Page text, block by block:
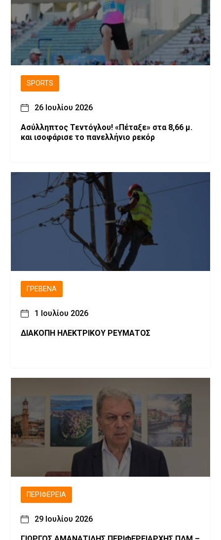
SPORTS
26 Ιουλίου 2026
Ασύλληπτος Τεντόγλου! «Πέταξε» στα 8,66 μ.
και ισοφάρισε το πανελλήνιο ρεκόρ
ΓΡΕΒΕΝΆ
1 Ιουλίου 2026
ΔΙΑΚΟΠΗ ΗΛΕΚΤΡΙΚΟΥ ΡΕΥΜΑΤΟΣ
ΠΕΡΙΦΈΡΕΙΑ
29 Ιουλίου 2026